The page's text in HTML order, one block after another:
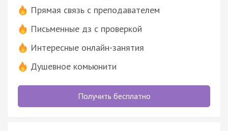
Прямая связь с преподавателем
Письменные дз с проверкой
Интересные онлайн-занятия
Душевное комьюнити
Получить бесплатно